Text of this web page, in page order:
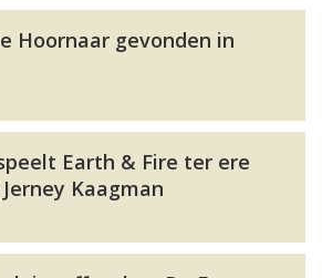
Hoornaar gevonden in
Earth & Fire ter ere
Kaagman